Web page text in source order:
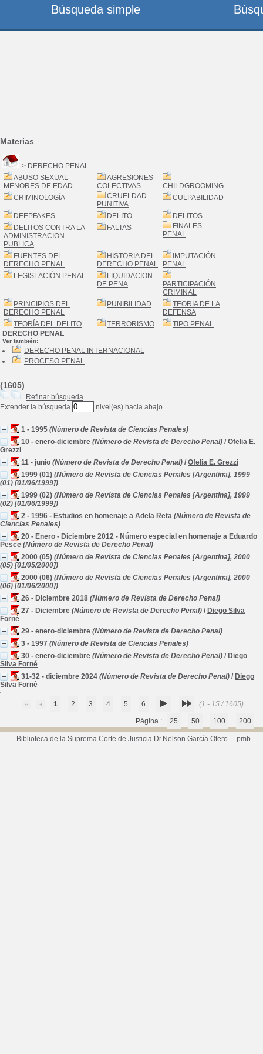
Materias
> DERECHO PENAL
ABUSO SEXUAL
MENORES DE EDAD
AGRESIONES
COLECTIVAS
CHILDGROOMING
CRIMINOLOGÍA
CRUELDAD
PUNITIVA
CULPABILIDAD
DEEPFAKES DELITO
DELITOS
DELITOS CONTRA LA
ADMINISTRACION
PUBLICA
FALTAS
FINALES
PENAL
FUENTES DEL
DERECHO PENAL
HISTORIA DEL
DERECHO PENAL
IMPUTACIÓN
PENAL
LEGISLACIÓN PENAL
LIQUIDACION
DE PENA
PARTICIPACIÓN
CRIMINAL
PRINCIPIOS DEL
DERECHO PENAL
PUNIBILIDAD
TEORIA DE LA
DEFENSA
TEORÍA DEL DELITO
TERRORISMO
TIPO PENAL
DERECHO PENAL
Ver también:
DERECHO PENAL INTERNACIONAL
PROCESO PENAL
(1605)
Refinar búsqueda
Extender la búsqueda
nivel(es) hacia abajo
1 - 1995 (Número de Revista de Ciencias Penales)
10 - enero-diciembre (Número de Revista de Derecho Penal) / Ofelia E.
Grezzi
11 - junio (Número de Revista de Derecho Penal) / Ofelia E. Grezzi
1999 (01) (Número de Revista de Ciencias Penales [Argentina], 1999
(01) [01/06/1999])
1999 (02) (Número de Revista de Ciencias Penales [Argentina], 1999
(02) [01/06/1999])
2 - 1996 - Estudios en homenaje a Adela Reta (Número de Revista de
Ciencias Penales)
20 - Enero - Diciembre 2012 - Número especial en homenaje a Eduardo
Pesce (Número de Revista de Derecho Penal)
2000 (05) (Número de Revista de Ciencias Penales [Argentina], 2000
(05) [01/05/2000])
2000 (06) (Número de Revista de Ciencias Penales [Argentina], 2000
(06) [01/06/2000])
26 - Diciembre 2018 (Número de Revista de Derecho Penal)
27 - Diciembre (Número de Revista de Derecho Penal) / Diego Silva
Forné
29 - enero-diciembre (Número de Revista de Derecho Penal)
3 - 1997 (Número de Revista de Ciencias Penales)
30 - enero-diciembre (Número de Revista de Derecho Penal) / Diego
Silva Forné
31-32 - diciembre 2024 (Número de Revista de Derecho Penal) / Diego
Silva Forné
1 2 3 4 5 6 (1 - 15 / 1605)
Página : 25 50 100 200
Biblioteca de la Suprema Corte de Justicia Dr.Nelson García Otero pmb
Búsqueda simple